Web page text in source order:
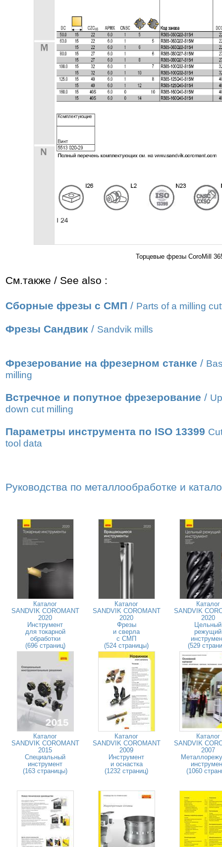
Торцевые фрезы CoroMill
См.также / See also :
Сборные фрезы с СМП / Parts of a milling
Фрезы Сандвик / Sandvik mills
Фрезерование на фрезерном станке /
milling
Встречное и попутное фрезерование /
down cut milling
Параметры инструмента по ISO 13399
tool data
Руководства по металлообработке и
Каталог
SANDVIK COROMANT
2020
Инструмент
для токарной
обработки
(696 страниц)
Каталог
SANDVIK COROMANT
2020
Фрезы
и сверла
с СМП
(524 страницы)
Каталог
SANDVIK
2020
Цельный
режущий
(529
Каталог
SANDVIK COROMANT
2015
Специальный
инструмент
(163 страницы)
Каталог
SANDVIK COROMANT
2009
Инструмент
и оснастка
(1232 страниц)
Каталог
SANDVIK
2007
(1060